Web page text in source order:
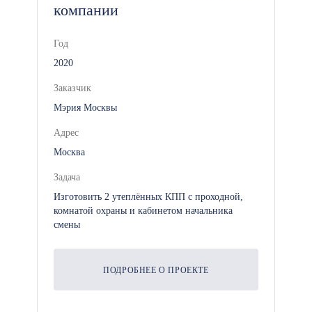
размещения персонала или
фундамента: Для монтажа
комплекса не нужна заливка
тяжелого монолита. Достаточно
выровненной площадки,
вкрученных винтовых свай.
Грамотное зонирование:
Многоуровневый формат
позволяет разделить функционал.
На первом этаже можно
компании
Год
2020
Заказчик
Мэрия Москвы
Адрес
Москва
Задача
Изготовить 2 утеплённых КПП с проходной,
комнатой охраны и кабинетом начальника
смены
ПОДРОБНЕЕ О ПРОЕКТЕ